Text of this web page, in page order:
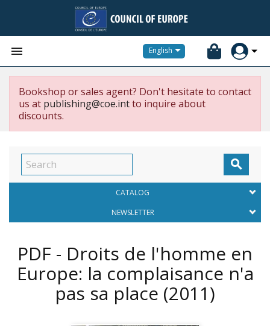
 English
Bookshop or sales agent? Don't hesitate to contact
us at publishing@coe.intto inquire about
discounts.

CATALOG
NEWSLETTER
PDF - Droits de l'homme en
Europe: la complaisance n'a
pas sa place (2011)